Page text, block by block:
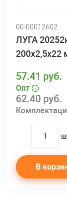
00-00012602
ЛУГА
200х2,5х22
62.40 руб.
57.41 руб.
Опт
quantity
В